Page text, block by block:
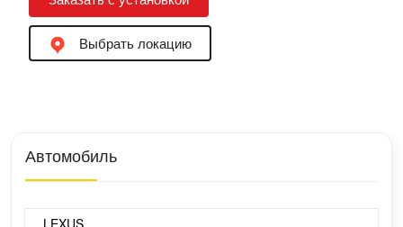
Выбрать локацию
Автомобиль